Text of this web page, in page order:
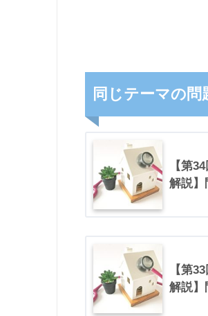
同じテーマの問
【第
解説】
【第
解説】